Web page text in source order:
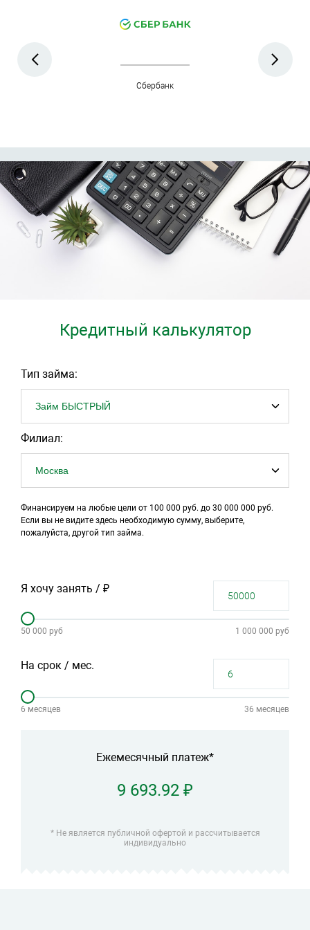
Сбербанк
Кредитный калькулятор
Тип займа:
Филиал:
Финансируем на любые цели от 100 000 руб. до 30 000 000 руб.
Если вы не видите здесь необходимую сумму, выберите,
пожалуйста, другой тип займа.
Я хочу занять / ₽
50 000 руб 1 000 000 руб
На срок / мес.
6 месяцев 36 месяцев
Ежемесячный платеж*
9 693.92 ₽
* Не является публичной офертой и рассчитывается
индивидуально